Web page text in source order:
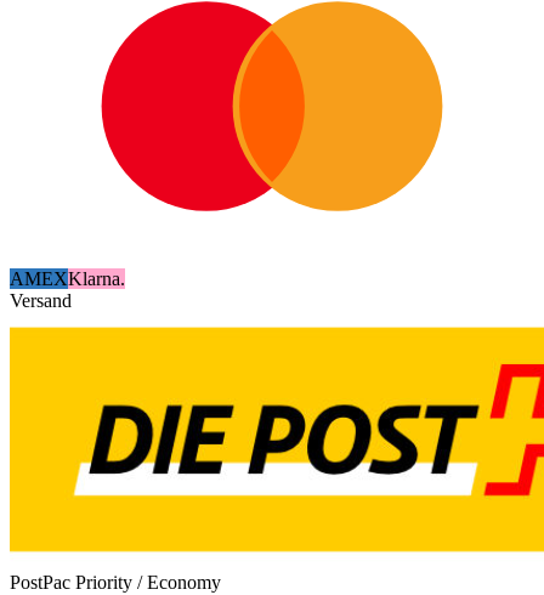
AMEXKlarna.
Versand
PostPac Priority / Economy